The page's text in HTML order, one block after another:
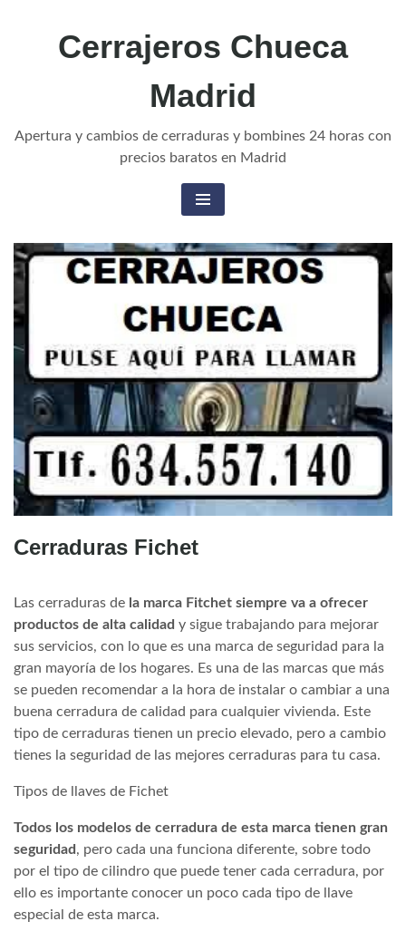
Cerrajeros Chueca
Madrid
Apertura y cambios de cerraduras y bombines 24 horas con
precios baratos en Madrid
Cerraduras Fichet
Las cerraduras de la marca Fitchet siempre va a ofrecer
productos de alta calidad y sigue trabajando para mejorar
sus servicios, con lo que es una marca de seguridad para la
gran mayoría de los hogares. Es una de las marcas que más
se pueden recomendar a la hora de instalar o cambiar a una
buena cerradura de calidad para cualquier vivienda. Este
tipo de cerraduras tienen un precio elevado, pero a cambio
tienes la seguridad de las mejores cerraduras para tu casa.
Tipos de llaves de Fichet
Todos los modelos de cerradura de esta marca tienen gran
seguridad , pero cada una funciona diferente, sobre todo
por el tipo de cilindro que puede tener cada cerradura, por
ello es importante conocer un poco cada tipo de llave
especial de esta marca.